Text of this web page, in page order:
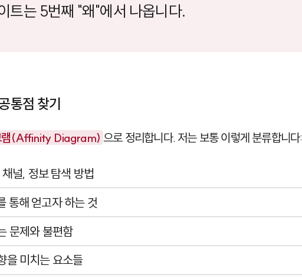
트는 5번째 "왜"에서 나옵니다.
통점 찾기
램(Affinity Diagram) 으로 정리합니다. 저는 보통 이렇게 분류합니다:
널, 정보 탐색 방법
통해 얻고자 하는 것
문제와 불편함
을 미치는 요소들